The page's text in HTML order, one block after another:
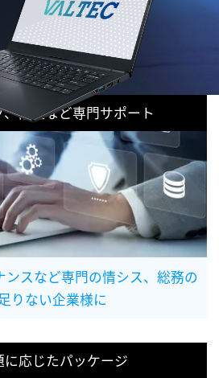
、修理など専門サポート
ンスなど専門の情シス、総務の
りない企業様に
に応じたパッケージ